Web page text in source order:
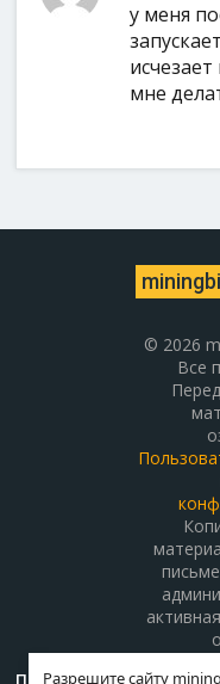
Разрешите сайту
у меня
мне
© 2026
Все